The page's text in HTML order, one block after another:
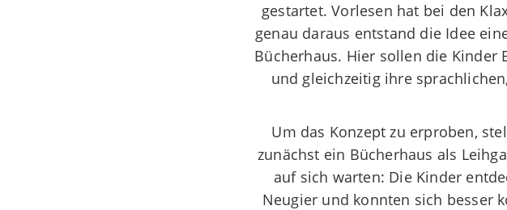
gestartet. Vorlesen hat bei den
genau daraus entstand die Idee
Bücherhaus. Hier sollen die Kinder
und gleichzeitig ihre
Um das Konzept zu erproben,
zunächst ein Bücherhaus als
auf sich warten: Die Kinder
Neugier und konnten sich besser